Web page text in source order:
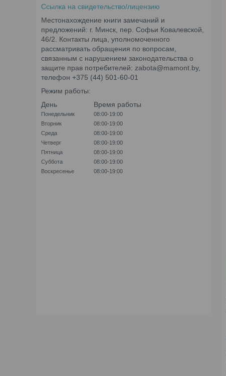
Ссылка на свидетельство/лицензию
Местонахождение книги замечаний и
предложений: г. Минск, пер. Софьи Ковалевской,
46/2. Контакты лица, уполномоченного
рассматривать обращения по вопросам,
связанным с нарушением законодательства о
защите прав потребителей: zabota@mamont.by,
телефон +375 (44) 501-60-01
Режим работы:
День
Время работы
Понедельник
08:00-19:00
Вторник
08:00-19:00
Среда
08:00-19:00
Четверг
08:00-19:00
Пятница
08:00-19:00
Суббота
08:00-19:00
Воскресенье
08:00-19:00